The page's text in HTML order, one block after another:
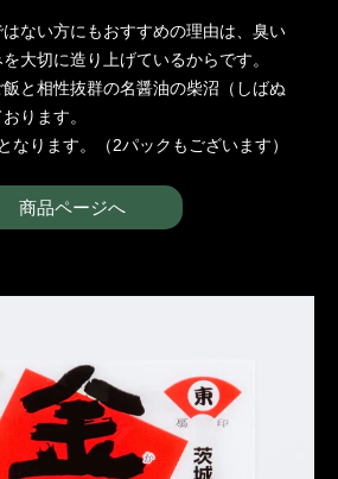
ない方にもおすすめの理由は、臭い
大切に造り上げているからです。
と相性抜群の名醤油の柴沼（しばぬ
ります。
なります。（2パックもございます）
商品ページへ